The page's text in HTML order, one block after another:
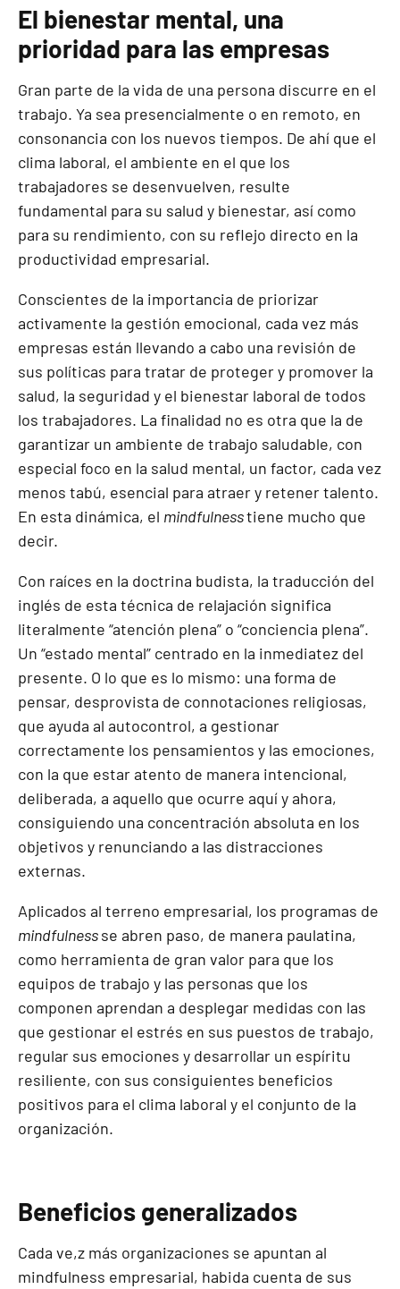
El bienestar mental, una
prioridad para las empresas
Gran parte de la vida de una persona discurre en el
trabajo. Ya sea presencialmente o en remoto, en
consonancia con los nuevos tiempos. De ahí que el
clima laboral, el ambiente en el que los
trabajadores se desenvuelven, resulte
fundamental para su salud y bienestar, así como
para su rendimiento, con su reflejo directo en la
productividad empresarial.
Conscientes de la importancia de priorizar
activamente la gestión emocional, cada vez más
empresas están llevando a cabo una revisión de
sus políticas para tratar de proteger y promover la
salud, la seguridad y el bienestar laboral de todos
los trabajadores. La finalidad no es otra que la de
garantizar un ambiente de trabajo saludable, con
especial foco en la salud mental, un factor, cada vez
menos tabú, esencial para atraer y retener talento.
En esta dinámica, el mindfulnesstiene mucho que
decir.
Con raíces en la doctrina budista, la traducción del
inglés de esta técnica de relajación significa
literalmente “atención plena” o “conciencia plena”.
Un “estado mental” centrado en la inmediatez del
presente. O lo que es lo mismo: una forma de
pensar, desprovista de connotaciones religiosas,
que ayuda al autocontrol, a gestionar
correctamente los pensamientos y las emociones,
con la que estar atento de manera intencional,
deliberada, a aquello que ocurre aquí y ahora,
consiguiendo una concentración absoluta en los
objetivos y renunciando a las distracciones
externas.
Aplicados al terreno empresarial, los programas de
mindfulnessse abren paso, de manera paulatina,
como herramienta de gran valor para que los
equipos de trabajo y las personas que los
componen aprendan a desplegar medidas con las
que gestionar el estrés en sus puestos de trabajo,
regular sus emociones y desarrollar un espíritu
resiliente, con sus consiguientes beneficios
positivos para el clima laboral y el conjunto de la
organización.
Beneficios generalizados
Cada ve,z más organizaciones se apuntan al
mindfulness empresarial, habida cuenta de sus